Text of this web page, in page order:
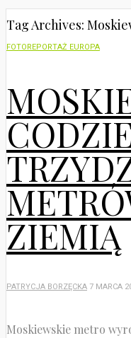
Tag Archives:
FOTOREPORTAŻ EUROPA
ZIEMIĄ
PATRYCJA BORZĘCKA 7 MARCA
Moskiewskie metro